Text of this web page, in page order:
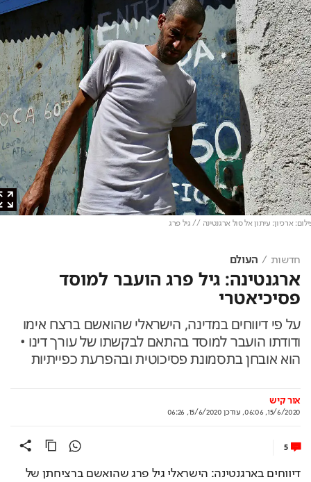
ארכיון: עיתון אל סול ארגנטינה // גיל פרג
חדשות העולם
ארגנטינה: גיל פרג הועבר למוסד
פסיכיאטרי
על פי דיווחים במדינה, הישראלי שהואשם ברצח אימו
ודודתו הועבר למוסד בהתאם לבקשתו של עורך דינו •
הוא אובחן בתסמונת פסיכוטית ובהפרעת כפייתיות
אור קיש
15/6/2020, 06:06
,עודכן15/6/2020, 06:26
5
דיווחים בארגנטינה: הישראלי גיל פרג שהואשם ברציחתן של